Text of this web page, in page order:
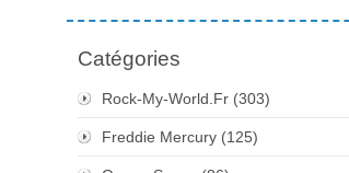
Catégories
Rock-My-World.fr (303)
Freddie Mercury (125)